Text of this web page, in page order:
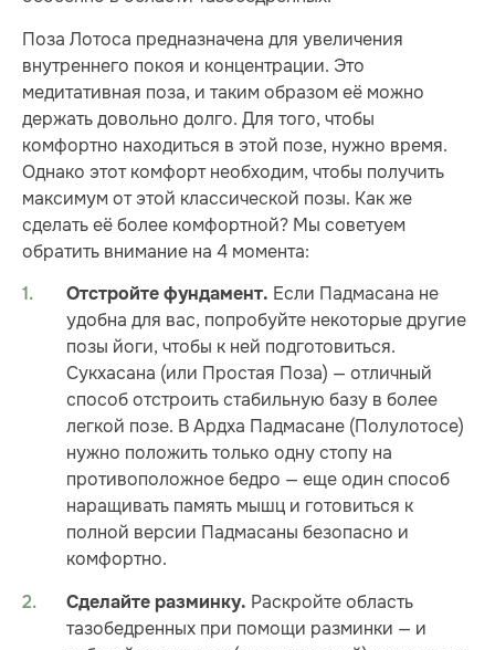
Поза Лотоса предназначена для увеличения
внутреннего покоя и концентрации. Это
медитативная поза, и таким образом её можно
держать довольно долго. Для того, чтобы
комфортно находиться в этой позе, нужно время.
Однако этот комфорт необходим, чтобы получить
максимум от этой классической позы. Как же
сделать её более комфортной? Мы советуем
обратить внимание на 4 момента:
Отстройте фундамент. Если Падмасана не
удобна для вас, попробуйте некоторые другие
позы йоги, чтобы к ней подготовиться.
Сукхасана (или Простая Поза) — отличный
способ отстроить стабильную базу в более
легкой позе. В Ардха Падмасане (Полулотосе)
нужно положить только одну стопу на
противоположное бедро — еще один способ
наращивать память мышц и готовиться к
полной версии Падмасаны безопасно и
комфортно.
Сделайте разминку. Раскройте область
тазобедренных при помощи разминки — и